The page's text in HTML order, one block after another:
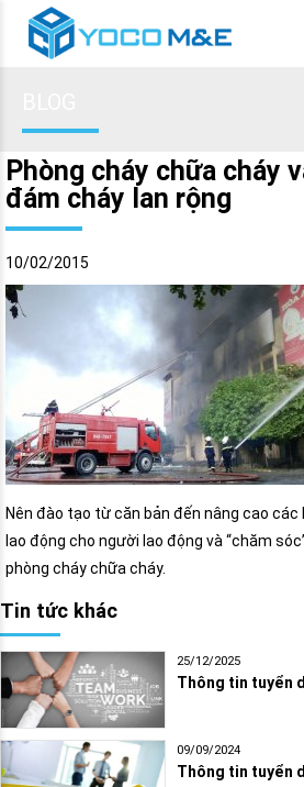
Phòng cháy chữa cháy
đám cháy lan rộng
10/02/2015
Nên đào tạo từ căn bản đến nâng cao các
lao động cho người lao động và “chăm
phòng cháy chữa cháy.
Tin tức khác
25/12/2025
Thông tin tuyển
09/09/2024
Thông tin tuyển